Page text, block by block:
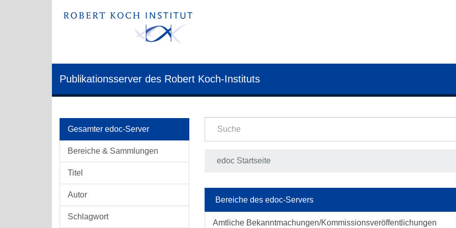
Publikationsserver des Robert Koch-Instituts
Gesamter edoc-Server
Bereiche & Sammlungen
Titel
Autor
Schlagwort
edoc Startseite
Bereiche des edoc-Servers
Amtliche Bekanntmachungen/Kommissionsveröffentlichungen